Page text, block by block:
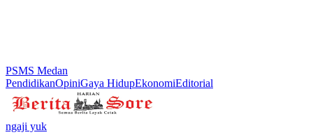
PSMS Medan
PendidikanOpiniGaya HidupEkonomiEditorial
ngaji yuk